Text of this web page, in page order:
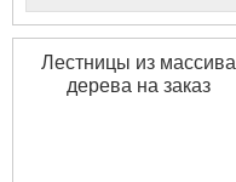
Лестницы из массива
дерева на заказ